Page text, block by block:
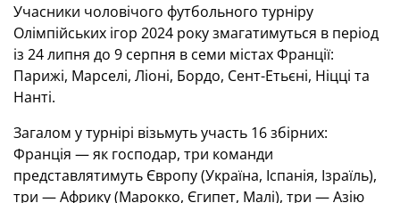
Учасники чоловічого футбольного турніру
Олімпійських ігор 2024 року змагатимуться в період
із 24 липня до 9 серпня в семи містах Франції:
Парижі, Марселі, Ліоні, Бордо, Сент-Етьєні, Ніцці та
Нанті.
Загалом у турнірі візьмуть участь 16 збірних:
Франція — як господар, три команди
представлятимуть Європу (Україна, Іспанія, Ізраїль),
три — Африку (Марокко, Єгипет, Малі), три — Азію